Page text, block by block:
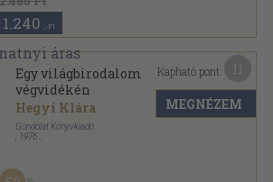
Esterházy Miklós
Péter Katalin
Gondolat Könyvkiadó
,1985
Ragasztott papírkötés
Magyar História-Életrajzok sorozat
960 Ft
Kapható pont: 7
MEGNÉZEM